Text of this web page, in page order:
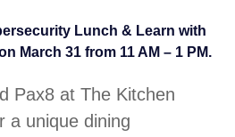
Lunch & Learn with
March 31 from 11 AM – 1 PM.
Pax8 at The Kitchen
a unique dining